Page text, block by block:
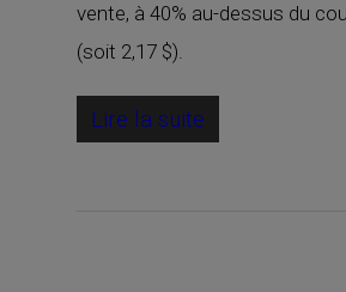
vente, à 40% au-dessus du
(soit 2,17 $).
Lire la suite